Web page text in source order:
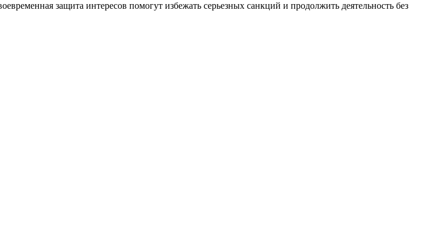
защита интересов помогут избежать серьезных санкций и продолжить деятельность без